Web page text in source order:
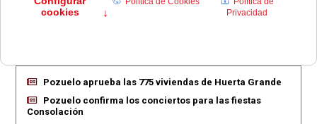
Pozuelo aprueba las 775 viviendas de Huerta Grande
Pozuelo confirma los conciertos para las fiestas
Consolación